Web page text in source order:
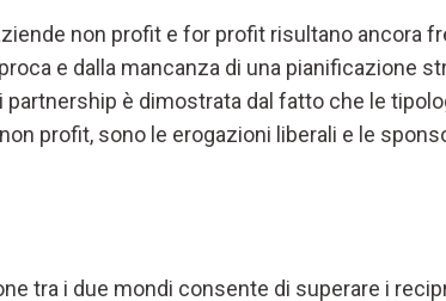
non profit e for profit risultano ancora
e dalla mancanza di una pianificazione
è dimostrata dal fatto che le
profit, sono le erogazioni liberali e le
tra i due mondi consente di superare i